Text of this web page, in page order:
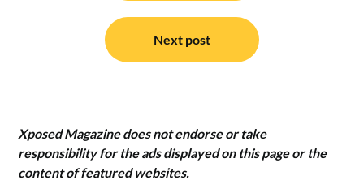
Next post
Xposed Magazine does not endorse or take
responsibility for the ads displayed on this page or the
content of featured websites.